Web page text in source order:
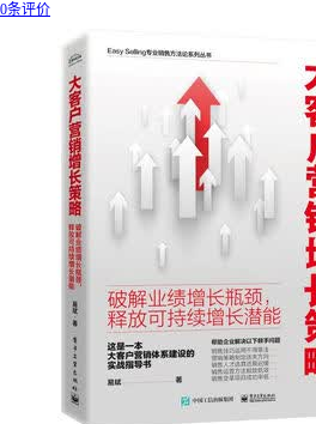
0条评价